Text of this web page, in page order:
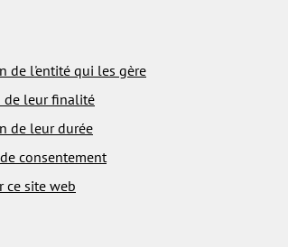
de l'entité qui les gère
de leur finalité
de leur durée
consentement
ce site web